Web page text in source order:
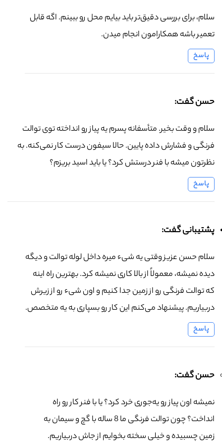
سلام، برای بررسی دقیق‌تر باید بیایم محل رو ببینم. اگه قابل
تعمیر باشه همکارامون انجام میدن.
پاسخ
حسن گفت:
سلام و وقت بخیر. متأسفانه پسرم یه پیاز رو انداخته توی توالت
فرنگی و فشارش داده پایین. حالا سیفون درست کار نمی‌کنه. به
نظرتون میشه با فنر درستش کرد؟ یا باید اسید بریزم؟
پاسخ
پشتیبانی گفت:
سلام حسن عزیز وقتی یه شیء میره داخل لوله توالت و دیگه
دیده نمیشه، معمولاً از بالا کاری نمیشه کرد. بهترین راه اینه
که توالت فرنگی رو از زمین جدا کنیم و اون شیء رو از زیرش
دربیاریم. پیشنهاد می‌کنم این کار رو بسپاری به یه متخصص.
پاسخ
حسن گفت:
نمیشه اون پیاز رو یه‌جوری خرد کرد؟ یا با فنر کار رو راه
انداخت؟ چون توالت فرنگی ما 8 ساله با گچ و سیمان به
زمین چسبیده و خیلی سخته بخوایم از جاش دربیاریم.